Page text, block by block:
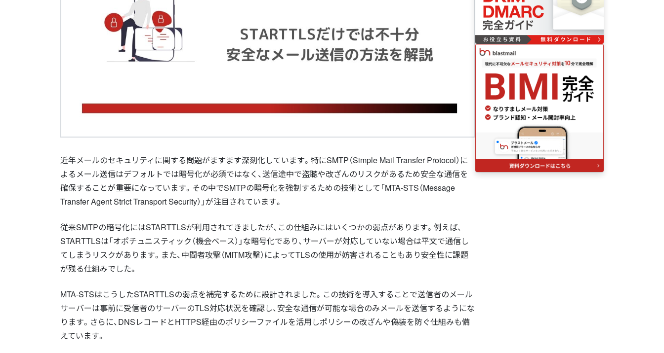
近年メールのセキュリティに関する問題がますます深刻化しています。特にSMTP（Simple Mail Transfer Protocol）に
よるメール送信はデフォルトでは暗号化が必須ではなく、送信途中で盗聴や改ざんのリスクがあるため安全な通信を
確保することが重要になっています。その中でSMTPの暗号化を強制するための技術として「MTA-STS（Message
Transfer Agent Strict Transport Security）」が注目されています。
従来SMTPの暗号化にはSTARTTLSが利用されてきましたが、この仕組みにはいくつかの弱点があります。例えば、
STARTTLSは「オポチュニスティック（機会ベース）」な暗号化であり、サーバーが対応していない場合は平文で通信し
てしまうリスクがあります。また、中間者攻撃（MITM攻撃）によってTLSの使用が妨害されることもあり安全性に課題
が残る仕組みでした。
MTA-STSはこうしたSTARTTLSの弱点を補完するために設計されました。この技術を導入することで送信者のメール
サーバーは事前に受信者のサーバーのTLS対応状況を確認し、安全な通信が可能な場合のみメールを送信するようにな
ります。さらに、DNSレコードとHTTPS経由のポリシーファイルを活用しポリシーの改ざんや偽装を防ぐ仕組みも備
えています。